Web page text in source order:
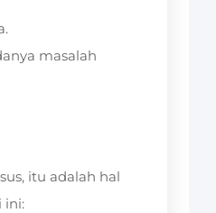
masalah
itu adalah hal
ini: